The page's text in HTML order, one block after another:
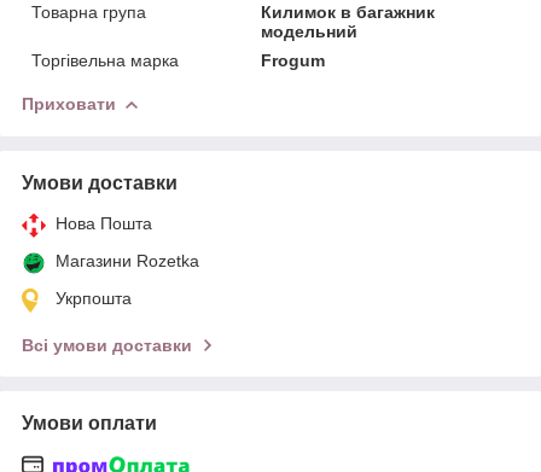
Товарна група
Килимок в багажник
модельний
Торгівельна марка
Frogum
Приховати
Умови доставки
Нова Пошта
Магазини Rozetka
Укрпошта
Всі умови доставки
Умови оплати